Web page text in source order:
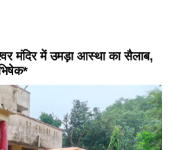
मंदिर में उमड़ा आस्था का सैलाब,